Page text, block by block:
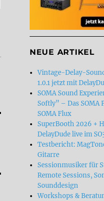
NEUE ARTIKEL
Vintage-Delay-
1.0.1 jetzt mit
SOMA Sound
Softly” – Das SOMA
SOMA Flux
SuperBooth 2026 +
DelayDude live im
Testbericht:
Gitarre
Sessionmusiker für
Remote Sessions,
Sounddesign
Workshops &